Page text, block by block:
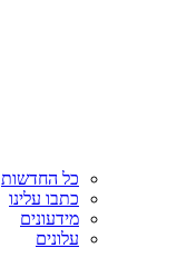
כל החדשות
כתבו עלינו
מידעונים
עלונים